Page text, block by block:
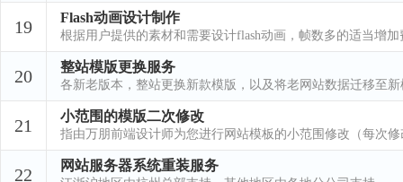
19 Flash动画设计制作
根据用户提供的素材和需要设计flash动画，帧数多的适当增加
20 整站模版更换服务
各新老版本，整站更换新款模版，以及将老网站数据迁移至
21 小范围的模版二次修改
指由万朋前端设计师为您进行网站模板的小范围修改（每次
22 网站服务器系统重装服务